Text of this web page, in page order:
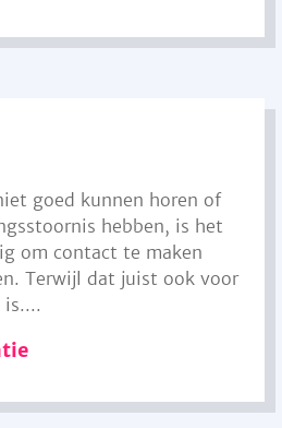
goed kunnen horen of
hebben, is het
om contact te maken
Terwijl dat juist ook voor
is....